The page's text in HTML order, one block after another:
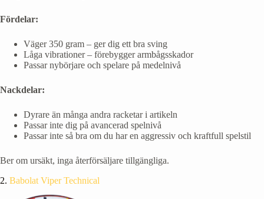
Fördelar:
Väger 350 gram – ger dig ett bra sving
Låga vibrationer – förebygger armbågsskador
Passar nybörjare och spelare på medelnivå
Nackdelar:
Dyrare än många andra racketar i artikeln
Passar inte dig på avancerad spelnivå
Passar inte så bra om du har en aggressiv och kraftfull spelstil
Ber om ursäkt, inga återförsäljare tillgängliga.
2. Babolat Viper Technical